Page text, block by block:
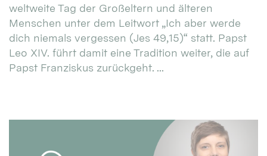
weltweite Tag der Großeltern und älteren
Menschen unter dem Leitwort „Ich aber werde
dich niemals vergessen (Jes 49,15)“ statt. Papst
Leo XIV. führt damit eine Tradition weiter, die auf
Papst Franziskus zurückgeht. ...